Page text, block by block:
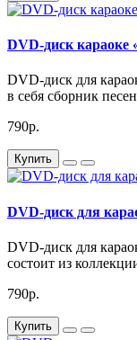
DVD-диск караоке
DVD-диск для
в себя сборник
790р.
Купить
DVD-диск для
DVD-диск для
состоит из
790р.
Купить